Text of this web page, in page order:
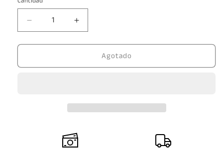
Reducir
cantidad
para
BF-
Aumentar
cantidad
para
BALDWIN
BF-
19525
Agotado